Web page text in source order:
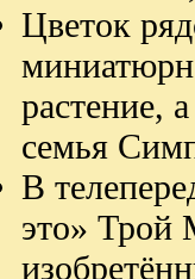
Цветок
растение,
семья
В
это» Трой